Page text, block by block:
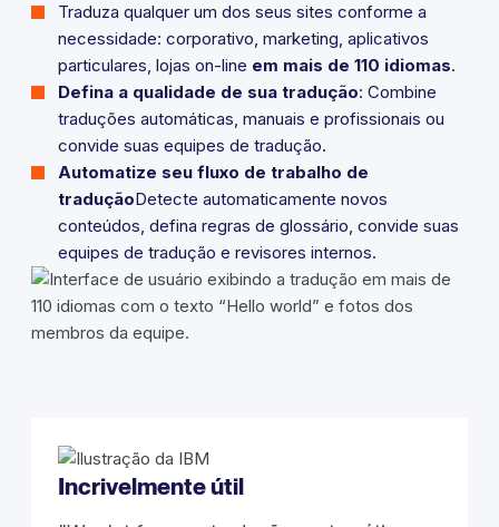
Traduza qualquer um dos seus sites conforme a
necessidade: corporativo, marketing, aplicativos
particulares, lojas on-line em mais de 110 idiomas.
Defina a qualidade de sua tradução: Combine
traduções automáticas, manuais e profissionais ou
convide suas equipes de tradução.
Automatize seu fluxo de trabalho de
traduçãoDetecte automaticamente novos
conteúdos, defina regras de glossário, convide suas
equipes de tradução e revisores internos.
Incrivelmente útil